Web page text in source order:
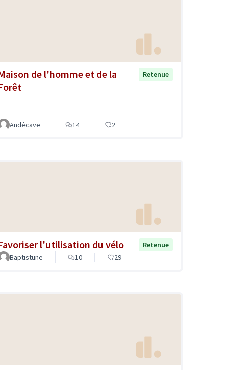
de l'homme et de la
Retenue
Andécave 14 2
l'utilisation du vélo
Retenue
Baptistune
10 29